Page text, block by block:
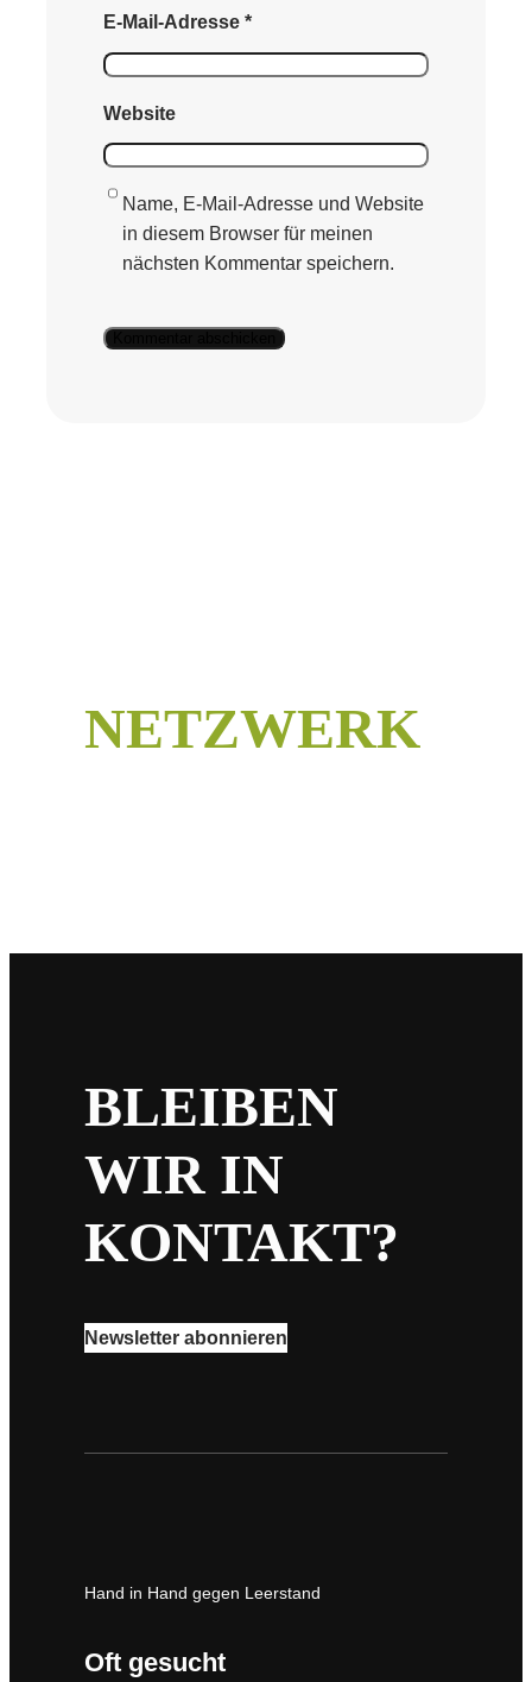
E-Mail-Adresse*
Website
Name, E-Mail-Adresse und Website
in diesem Browser für meinen
nächsten Kommentar speichern.
NETZWERK
BLEIBEN
WIR IN
KONTAKT?
Newsletter abonnieren
Hand in Hand gegen Leerstand
Oft gesucht